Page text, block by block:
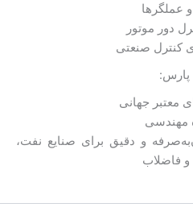
عملگرها
دور موتور
کنترل صنعتی
پارس:
معتبر جهانی
مهندسی
و دقیق برای صنایع نفت،
و فاضلاب